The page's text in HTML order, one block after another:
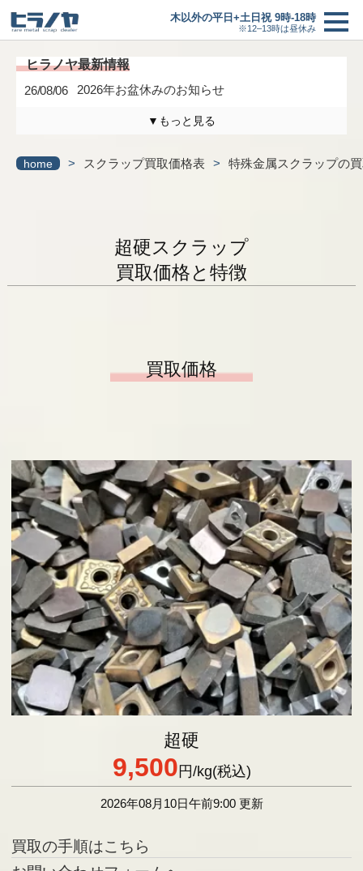
木以外の平日+土日祝 9時-18時
※12–13時は昼休み
＋
ヒラノヤブログ
基板の仕分け
アクセス
採用情報
お問い合わせ
26/08/06 2026年お盆休みのお知らせ
▼もっと見る
最新情報一覧へ
home > スクラップ買取価格表 > 特殊金属スクラップの
超硬スクラップ
買取価格と特徴
買取価格
超硬
9,500円/kg(税込)
2026年08月10日午前9:00 更新
買取の手順はこちら